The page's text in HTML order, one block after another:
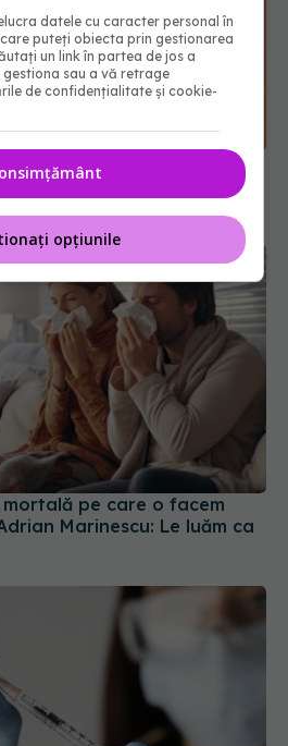
COVID? Cât timp poate
Marinescu: Le luăm ca
datele cu caracter personal în
puteți obiecta prin gestionarea
un link în partea de jos a
sau a vă retrage
de confidențialitate și cookie-
opțiunile